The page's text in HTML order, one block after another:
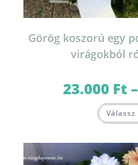
Görög koszorú egy
virágokból
23.000 Ft–